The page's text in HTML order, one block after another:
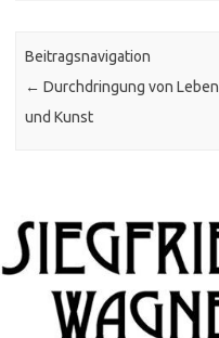
Beitragsnavigation
← Durchdringung von Leben
und Kunst